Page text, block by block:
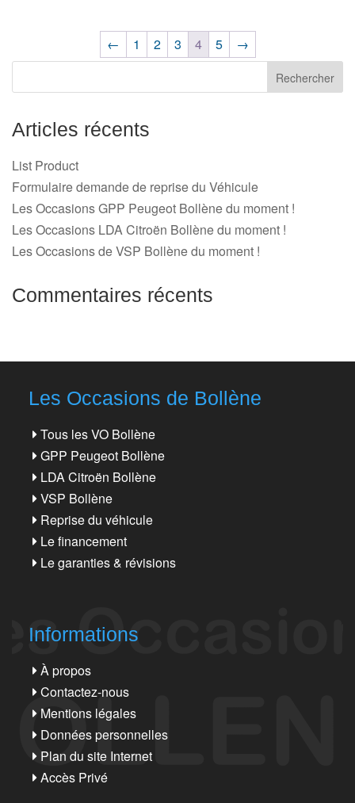
← 1 2 3 4 5 →
Articles récents
List Product
Formulaire demande de reprise du Véhicule
Les Occasions GPP Peugeot Bollène du moment !
Les Occasions LDA Citroën Bollène du moment !
Les Occasions de VSP Bollène du moment !
Commentaires récents
Les Occasions de Bollène
Tous les VO Bollène
GPP Peugeot Bollène
LDA Citroën Bollène
VSP Bollène
Reprise du véhicule
Le financement
Le garanties & révisions
Informations
À propos
Contactez-nous
Mentions légales
Données personnelles
Plan du site Internet
Accès Privé